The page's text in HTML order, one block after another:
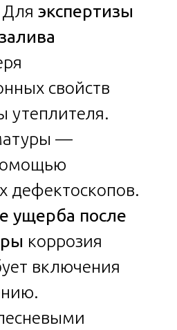
Для экспертизы
свойств
утеплителя.
—
дефектоскопов.
ущерба после
коррозия
включения